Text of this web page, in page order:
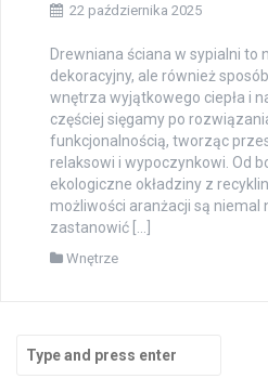
22 października 2025
Drewniana ściana w sypialni to
dekoracyjny, ale również
wnętrza wyjątkowego ciepła i
częściej sięgamy po
funkcjonalnością, tworząc
relaksowi i wypoczynkowi. Od
ekologiczne okładziny z
możliwości aranżacji są niemal
zastanowić […]
Wnętrze
for: